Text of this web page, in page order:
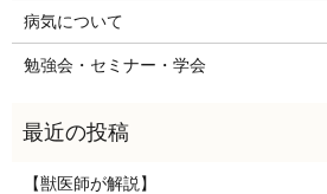
病気について
勉強会・セミナー・学会
【獣医師が解説】